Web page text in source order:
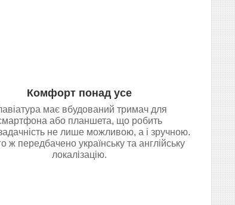
Комфорт понад усе
має вбудований тримач для
або планшета, що робить
не лише можливою, а і зручною.
ж передбачено українську та англійську
локалізацію.